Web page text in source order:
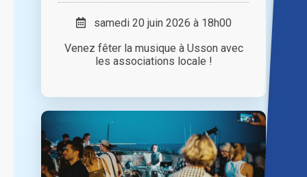
samedi 20 juin 2026 à 18h00
Venez fêter la musique à Usson avec
les associations locale !